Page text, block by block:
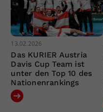
13.02.2026
Das KURIER Austria
Davis Cup Team ist
unter den Top 10 des
Nationenrankings